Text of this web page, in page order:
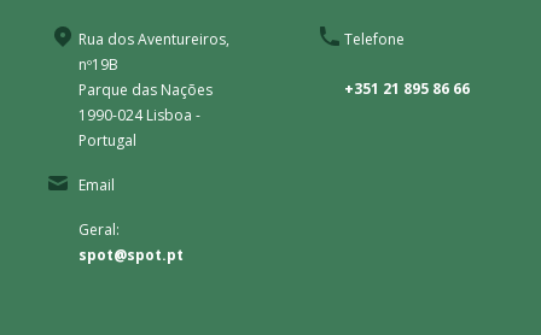
Rua dos Aventureiros,
nº19B
Parque das Nações
1990-024 Lisboa -
Portugal
Telefone
+351 21 895 86 66
Email
Geral:
spot@spot.pt